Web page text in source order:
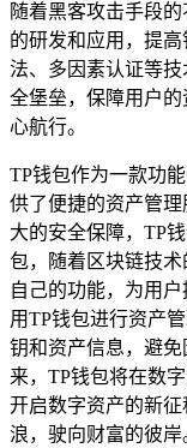
随着黑客攻击手段
的研发和应用，提
法、多因素认证等
全堡垒，保障用户
心航行。
TP钱包作为一款功
供了便捷的资产管
大的安全保障，TP
包，随着区块链技
自己的功能，为用
用TP钱包进行资产
钥和资产信息，避
来，TP钱包将在数
开启数字资产的新
浪，驶向财富的彼岸